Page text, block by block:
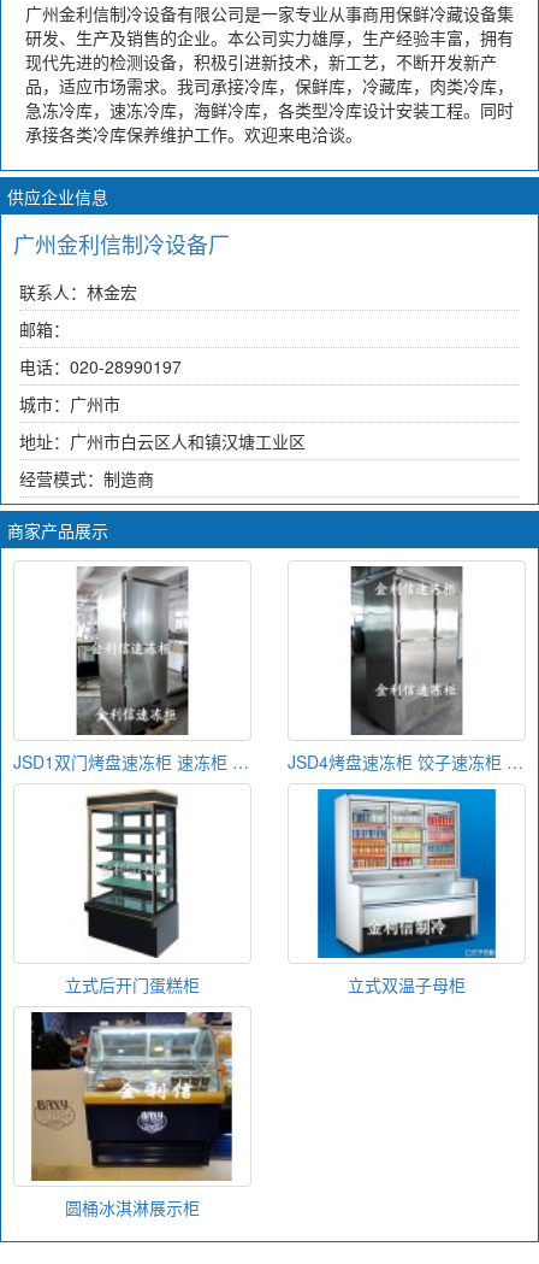
广州金利信制冷设备有限公司是一家专业从事商用保鲜冷藏设备集
研发、生产及销售的企业。本公司实力雄厚，生产经验丰富，拥有
现代先进的检测设备，积极引进新技术，新工艺，不断开发新产
品，适应市场需求。我司承接冷库，保鲜库，冷藏库，肉类冷库，
急冻冷库，速冻冷库，海鲜冷库，各类型冷库设计安装工程。同时
承接各类冷库保养维护工作。欢迎来电洽谈。
供应企业信息
广州金利信制冷设备厂
联系人：林金宏
邮箱：
电话：020-28990197
城市：广州市
地址：广州市白云区人和镇汉塘工业区
经营模式：制造商
商家产品展示
JSD1双门烤盘速冻柜 速冻柜 急速冻柜 饺子速冻柜 JSD4烤盘速冻柜 饺子速冻柜 包子速冻柜
立式后开门蛋糕柜 立式双温子母柜
圆桶冰淇淋展示柜